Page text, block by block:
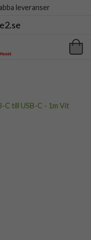
leveranser